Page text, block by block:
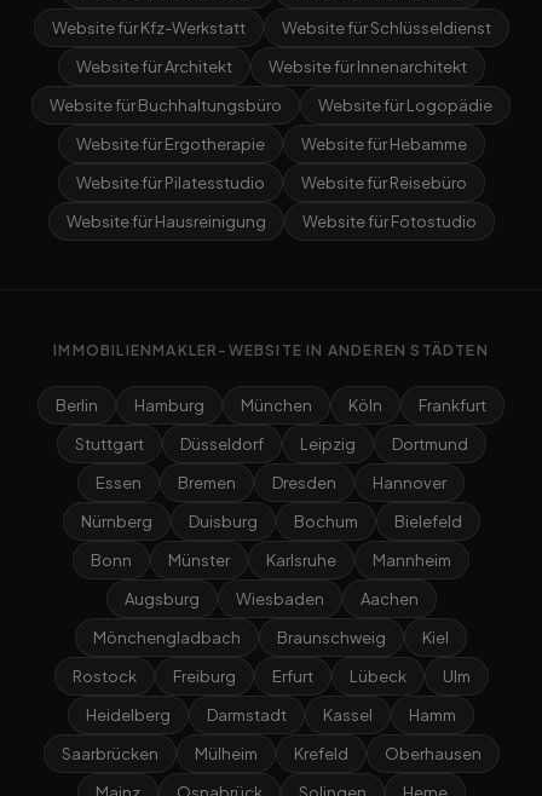
Website für Kfz-Werkstatt
Website für Schlüsseldienst
Website für Architekt
Website für Innenarchitekt
Website für Buchhaltungsbüro
Website für Logopädie
Website für Ergotherapie
Website für Hebamme
Website für Pilatesstudio
Website für Reisebüro
Website für Hausreinigung
Website für Fotostudio
IMMOBILIENMAKLER-WEBSITE IN ANDEREN STÄDTEN
Berlin Hamburg München Köln
Frankfurt
Stuttgart
Düsseldorf Leipzig
Dortmund
Essen
Bremen Dresden
Hannover
Nürnberg
Duisburg Bochum
Bielefeld
Bonn
Münster Karlsruhe
Mannheim
Augsburg
Wiesbaden
Aachen
Mönchengladbach
Braunschweig
Kiel
Rostock
Freiburg Erfurt Lübeck
Ulm
Heidelberg
Darmstadt Kassel
Hamm
Saarbrücken
Mülheim Krefeld
Oberhausen